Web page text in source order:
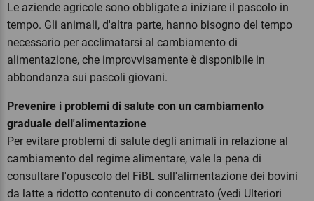
Le aziende agricole sono obbligate a iniziare il pascolo in
tempo. Gli animali, d'altra parte, hanno bisogno del tempo
necessario per acclimatarsi al cambiamento di
alimentazione, che improvvisamente è disponibile in
abbondanza sui pascoli giovani.
Prevenire i problemi di salute con un cambiamento
graduale dell'alimentazione
Per evitare problemi di salute degli animali in relazione al
cambiamento del regime alimentare, vale la pena di
consultare l'opuscolo del FiBL sull'alimentazione dei bovini
da latte a ridotto contenuto di concentrato (vedi Ulteriori